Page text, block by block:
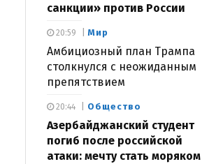
санкции» против России
Мир
Амбициозный план Трампа
столкнулся с неожиданным
препятствием
20:59
Общество
Азербайджанский студент
погиб после российской
атаки: мечту стать моряком
20:44